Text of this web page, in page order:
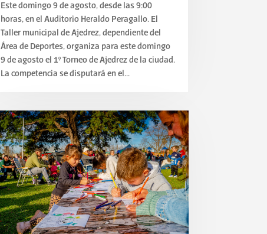
Este domingo 9 de agosto, desde las 9:00
horas, en el Auditorio Heraldo Peragallo. El
Taller municipal de Ajedrez, dependiente del
Área de Deportes, organiza para este domingo
9 de agosto el 1° Torneo de Ajedrez de la ciudad.
La competencia se disputará en el...